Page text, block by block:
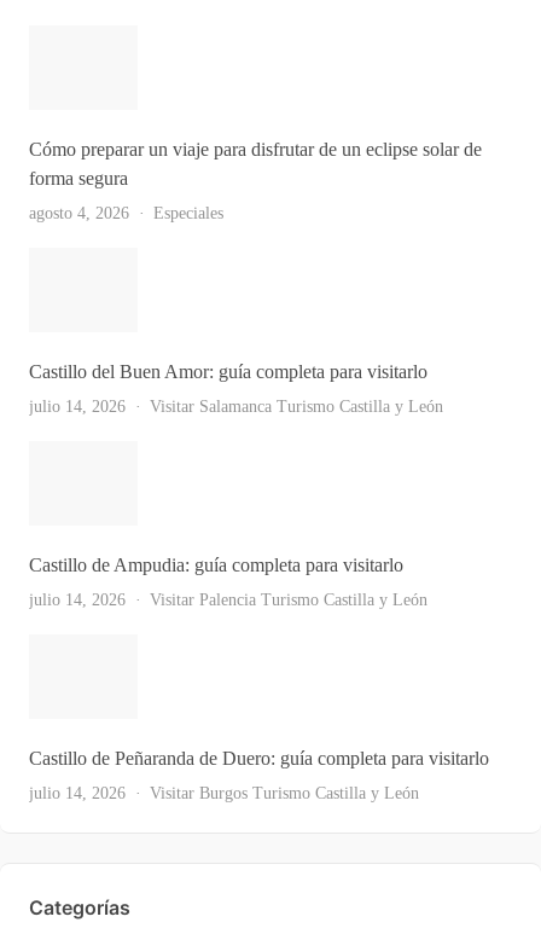
Cómo preparar un viaje para disfrutar de un eclipse solar de
forma segura
agosto 4, 2026 Especiales
Castillo del Buen Amor: guía completa para visitarlo
julio 14, 2026 Visitar Salamanca Turismo Castilla y León
Castillo de Ampudia: guía completa para visitarlo
julio 14, 2026 Visitar Palencia Turismo Castilla y León
Castillo de Peñaranda de Duero: guía completa para visitarlo
julio 14, 2026 Visitar Burgos Turismo Castilla y León
Ver Todas
Categorías